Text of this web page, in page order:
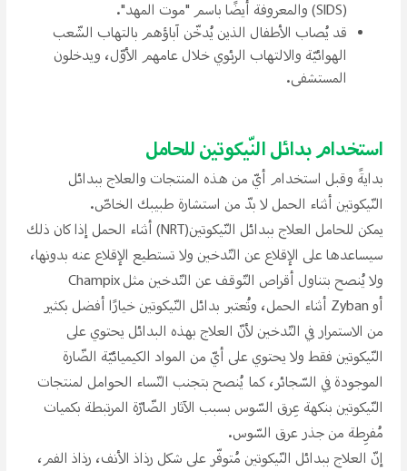
(SIDS) والمعروفة أيضًا باسم "موت المهد".
قد يُصاب الأطفال الذين يُدخّن آباؤهم بالتهاب الشّعب
الهوائيّة والالتهاب الرئوي خلال عامهم الأوّل، ويدخلون
المستشفى.
استخدام بدائل النّيكوتين للحامل
بدايةً وقبل استخدام أيّ من هذه المنتجات والعلاج ببدائل
النّيكوتين أثناء الحمل لا بدّ من استشارة طبيبك الخاصّ.
يمكن للحامل العلاج ببدائل النّيكوتين(NRT) أثناء الحمل إذا كان ذلك
سيساعدها على الإقلاع عن التّدخين ولا تستطيع الإقلاع عنه بدونها،
ولا يُنصح بتناول أقراص التّوقف عن التّدخين مثل Champix
أو Zyban أثناء الحمل، وتُعتبر بدائل النّيكوتين خيارًا أفضل بكثير
من الاستمرار في التّدخين لأنّ العلاج بهذه البدائل يحتوي على
النّيكوتين فقط ولا يحتوي على أيّ من المواد الكيميائيّة الضّارة
الموجودة في السّجائر، كما يُنصح بتجنب النّساء الحوامل لمنتجات
النّيكوتين بنكهة عِرق السّوس بسبب الآثار الضّارّة المرتبطة بكميات
مُفرِطة من جذر عرق السّوس.
إنّ العلاج ببدائل النّيكوتين مُتوفّر على شكل رذاذ الأنف، رذاذ الفم،